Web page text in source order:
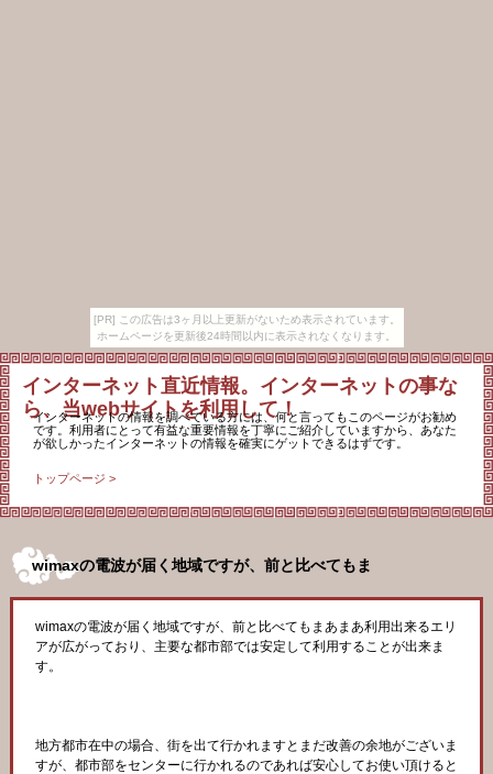
[PR] この広告は3ヶ月以上更新がないため表示されています。
ホームページを更新後24時間以内に表示されなくなります。
インターネット直近情報。インターネットの事な
ら、当webサイトを利用して！
インターネットの情報を調べている方には、何と言ってもこのページがお勧め
です。利用者にとって有益な重要情報を丁寧にご紹介していますから、あなた
が欲しかったインターネットの情報を確実にゲットできるはずです。
トップページ >
wimaxの電波が届く地域ですが、前と比べてもま
wimaxの電波が届く地域ですが、前と比べてもまあまあ利用出来るエリ
アが広がっており、主要な都市部では安定して利用することが出来ま
す。
地方都市在中の場合、街を出て行かれますとまだ改善の余地がございま
すが、都市部をセンターに行かれるのであれば安心してお使い頂けると